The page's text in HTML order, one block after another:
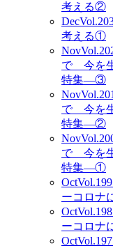
考える②
Dec
考える①
Nov
で 今を
特集―③
NovVol.201
で 今を
特集―②
Nov
で 今を
特集―①
OctVol.199
ーコロナ
OctVol.198
ーコロナ
OctVol.197